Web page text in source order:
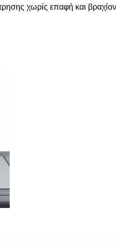
χωρίς επαφή και